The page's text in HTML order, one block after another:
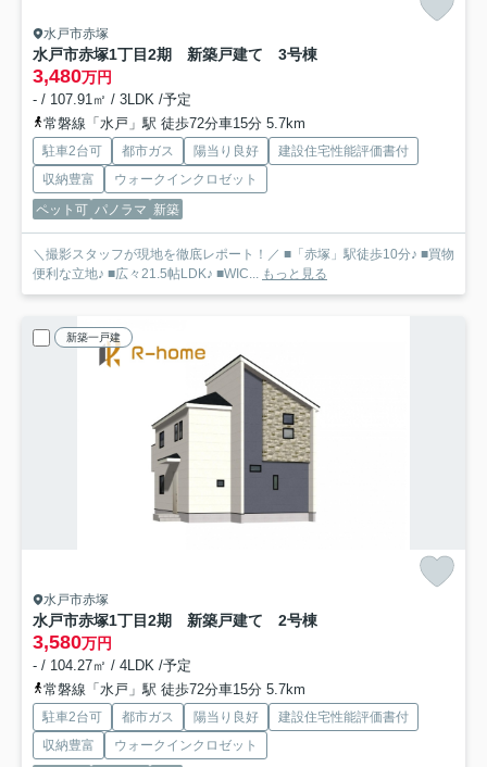
水戸市赤塚
水戸市赤塚1丁目2期 新築戸建て 3号棟
3,480万円
- / 107.91㎡ / 3LDK /予定
常磐線「水戸」駅 徒歩72分車15分 5.7km
駐車2台可 都市ガス 陽当り良好
建設住宅性能評価書付
収納豊富
ウォークインクロゼット
ペット可 パノラマ 新築
＼撮影スタッフが現地を徹底レポート！／ ■「赤塚」駅徒歩10分♪ ■買物
便利な立地♪ ■広々21.5帖LDK♪ ■WIC... もっと見る
新築一戸建
水戸市赤塚
水戸市赤塚1丁目2期 新築戸建て 2号棟
3,580万円
- / 104.27㎡ / 4LDK /予定
常磐線「水戸」駅 徒歩72分車15分 5.7km
駐車2台可 都市ガス 陽当り良好
建設住宅性能評価書付
収納豊富
ウォークインクロゼット